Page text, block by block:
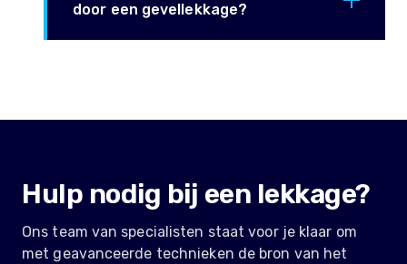
door een gevellekkage?
Hulp nodig bij een lekkage?
Ons team van specialisten staat voor je klaar om
met geavanceerde technieken de bron van het